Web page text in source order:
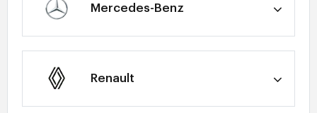
Mercedes-Benz
Renault